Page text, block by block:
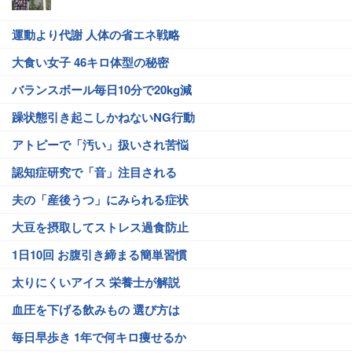
運動より代謝 人体の省エネ戦略
大食い女子 46キロ体型の秘密
バランスボール毎日10分で20kg減
躁状態引き起こしかねないNG行動
アトピーで「汚い」扱いされ苦悩
認知症研究で「音」注目される
夫の「産後うつ」にみられる症状
大豆を摂取してストレス過食防止
1日10回 お腹引き締まる簡単習慣
太りにくいアイス 栄養士が解説
血圧を下げる飲みもの 選び方は
毎日早歩き 1年で何キロ痩せるか